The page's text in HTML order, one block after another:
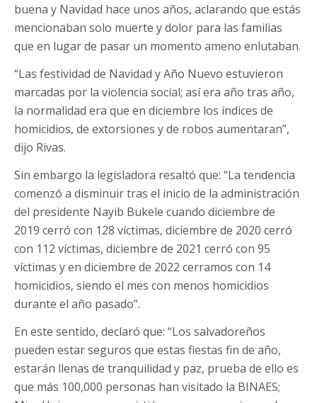
buena y Navidad hace unos años, aclarando que estás
mencionaban solo muerte y dolor para las familias
que en lugar de pasar un momento ameno enlutaban.
“Las festividad de Navidad y Año Nuevo estuvieron
marcadas por la violencia social; así era año tras año,
la normalidad era que en diciembre los índices de
homicidios, de extorsiones y de robos aumentaran”,
dijo Rivas.
Sin embargo la legisladora resaltó que: “La tendencia
comenzó a disminuir tras el inicio de la administración
del presidente Nayib Bukele cuando diciembre de
2019 cerró con 128 víctimas, diciembre de 2020 cerró
con 112 víctimas, diciembre de 2021 cerró con 95
víctimas y en diciembre de 2022 cerramos con 14
homicidios, siendo el mes con menos homicidios
durante el año pasado”.
En este sentido, declaró que: “Los salvadoreños
pueden estar seguros que estas fiestas fin de año,
estarán llenas de tranquilidad y paz, prueba de ello es
que más 100,000 personas han visitado la BINAES;